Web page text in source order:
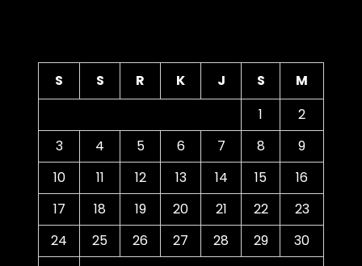
S S R K J S
M
1
2
3
4 5 6 7 8
9
10
11 12 13 14 15
16
17
18 19 20 21 22
23
24
25 26 27 28 29
30